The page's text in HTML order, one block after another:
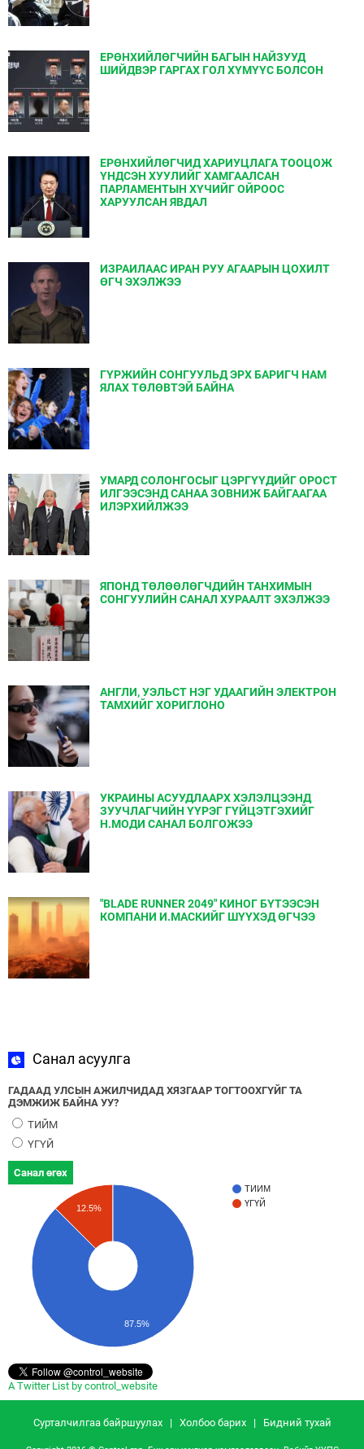
ЕРӨНХИЙЛӨГЧИЙН БАГЫН НАЙЗУУД
ШИЙДВЭР ГАРГАХ ГОЛ ХҮМҮҮС БОЛСОН
ЕРӨНХИЙЛӨГЧИД ХАРИУЦЛАГА ТООЦОЖ
ҮНДСЭН ХУУЛИЙГ ХАМГААЛСАН
ПАРЛАМЕНТЫН ХҮЧИЙГ ОЙРООС
ХАРУУЛСАН ЯВДАЛ
ИЗРАИЛААС ИРАН РУУ АГААРЫН ЦОХИЛТ
ӨГЧ ЭХЭЛЖЭЭ
ГҮРЖИЙН СОНГУУЛЬД ЭРХ БАРИГЧ НАМ
ЯЛАХ ТӨЛӨВТЭЙ БАЙНА
УМАРД СОЛОНГОСЫГ ЦЭРГҮҮДИЙГ ОРОСТ
ИЛГЭЭСЭНД САНАА ЗОВНИЖ БАЙГААГАА
ИЛЭРХИЙЛЖЭЭ
ЯПОНД ТӨЛӨӨЛӨГЧДИЙН ТАНХИМЫН
СОНГУУЛИЙН САНАЛ ХУРААЛТ ЭХЭЛЖЭЭ
АНГЛИ, УЭЛЬСТ НЭГ УДААГИЙН ЭЛЕКТРОН
ТАМХИЙГ ХОРИГЛОНО
УКРАИНЫ АСУУДЛААРХ ХЭЛЭЛЦЭЭНД
ЗУУЧЛАГЧИЙН ҮҮРЭГ ГҮЙЦЭТГЭХИЙГ
Н.МОДИ САНАЛ БОЛГОЖЭЭ
"BLADE RUNNER 2049" КИНОГ БҮТЭЭСЭН
КОМПАНИ И.МАСКИЙГ ШҮҮХЭД ӨГЧЭЭ
Санал асуулга
ГАДААД УЛСЫН АЖИЛЧИДАД ХЯЗГААР ТОГТООХГҮЙГ ТА
ДЭМЖИЖ БАЙНА УУ?
ТИЙМ
ҮГҮЙ
Санал өгөх
ТИЙМ
ҮГҮЙ
12.5%
87.5%
A Twitter List by control_website
Сурталчилгаа байршуулах| Холбоо барих| Бидний тухай